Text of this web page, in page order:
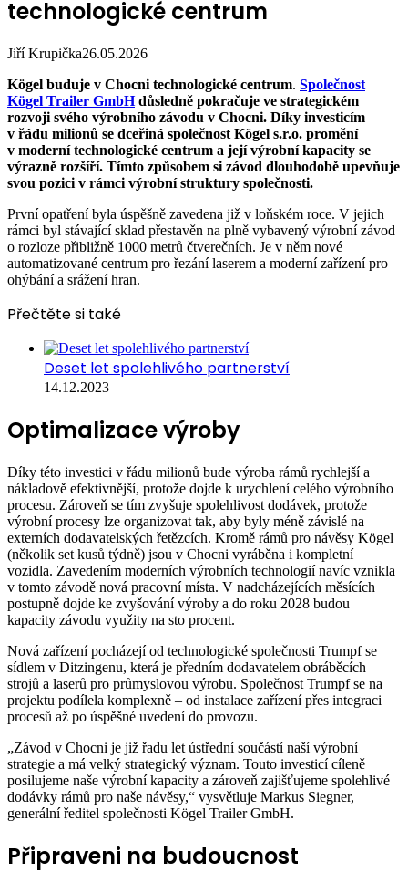
technologické centrum
Jiří Krupička26.05.2026
Kögel buduje v Chocni technologické centrum. Společnost
Kögel Trailer GmbHdůsledně pokračuje ve strategickém
rozvoji svého výrobního závodu v Chocni. Díky investicím
v řádu milionů se dceřiná společnost Kögel s.r.o. promění
v moderní technologické centrum a její výrobní kapacity se
výrazně rozšíří. Tímto způsobem si závod dlouhodobě upevňuje
svou pozici v rámci výrobní struktury společnosti.
První opatření byla úspěšně zavedena již v loňském roce. V jejich
rámci byl stávající sklad přestavěn na plně vybavený výrobní závod
o rozloze přibližně 1000 metrů čtverečních. Je v něm nové
automatizované centrum pro řezání laserem a moderní zařízení pro
ohýbání a srážení hran.
Přečtěte si také
Deset let spolehlivého partnerství
14.12.2023
Optimalizace výroby
Díky této investici v řádu milionů bude výroba rámů rychlejší a
nákladově efektivnější, protože dojde k urychlení celého výrobního
procesu. Zároveň se tím zvyšuje spolehlivost dodávek, protože
výrobní procesy lze organizovat tak, aby byly méně závislé na
externích dodavatelských řetězcích. Kromě rámů pro návěsy Kögel
(několik set kusů týdně) jsou v Chocni vyráběna i kompletní
vozidla. Zavedením moderních výrobních technologií navíc vznikla
v tomto závodě nová pracovní místa. V nadcházejících měsících
postupně dojde ke zvyšování výroby a do roku 2028 budou
kapacity závodu využity na sto procent.
Nová zařízení pocházejí od technologické společnosti Trumpf se
sídlem v Ditzingenu, která je předním dodavatelem obráběcích
strojů a laserů pro průmyslovou výrobu. Společnost Trumpf se na
projektu podílela komplexně – od instalace zařízení přes integraci
procesů až po úspěšné uvedení do provozu.
„Závod v Chocni je již řadu let ústřední součástí naší výrobní
strategie a má velký strategický význam. Touto investicí cíleně
posilujeme naše výrobní kapacity a zároveň zajišťujeme spolehlivé
dodávky rámů pro naše návěsy,“ vysvětluje Markus Siegner,
generální ředitel společnosti Kögel Trailer GmbH.
Připraveni na budoucnost